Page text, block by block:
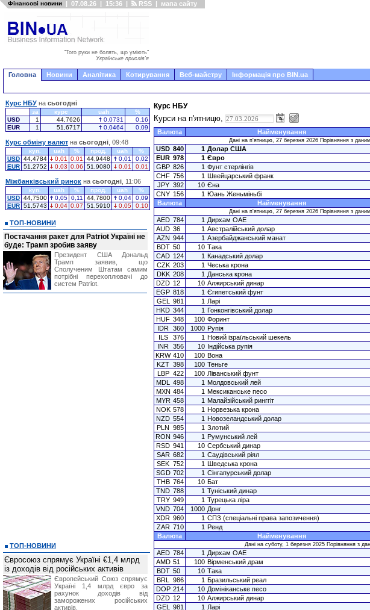
Фінансові новини | 07.08.26 | 15:36 | RSS | мапа сайту
"Того руки не болять, що уміють"
Українське прислів'я
Головна Новини Аналітика Котирування Веб-майстру Інформація про BIN.ua
Курс НБУ
Курси на п'ятницю,
Валюта Найменування
Дані на п'ятницю, 27 березня 2026 Порівняння з
USD 840 1 Долар США
EUR 978 1 Євро
GBP 826 1 Фунт стерлінгів
CHF 756 1 Швейцарський франк
JPY 392 10 Єна
CNY 156 1 Юань Женьміньбі
Валюта
Найменування
Дані на п'ятницю, 27 березня 2026 Порівняння з
AED 784 1 Дирхам ОАЕ
AUD 36 1 Австралійський долар
AZN 944 1 Азербайджанський манат
BDT 50 10 Така
CAD 124 1 Канадський долар
CZK 203 1 Чеська крона
DKK 208 1 Данська крона
DZD 12 10 Алжирський динар
EGP 818 1 Єгипетський фунт
GEL
981 1 Ларі
HKD 344 1 Гонконгівський долар
HUF 348 100 Форинт
IDR 360 1000 Рупія
ILS
376 1 Новий ізраїльський шекель
INR 356 10 Індійська рупія
KRW 410 100 Вона
KZT 398 100 Теньге
LBP 422 100 Ліванський фунт
MDL
498 1 Молдовський лей
MXN 484 1 Мексиканське песо
MYR 458 1 Малайзійський ринггіт
NOK 578 1 Норвезька крона
NZD 554 1 Новозеландський долар
PLN 985 1 Злотий
RON 946 1 Румунський лей
RSD 941 10 Сербський динар
SAR 682 1 Саудівський ріял
SEK 752 1 Шведська крона
SGD 702 1 Сінгапурський долар
THB 764 10 Бат
TND 788 1 Туніський динар
TRY 949 1 Турецька ліра
VND 704 1000 Донг
XDR 960 1 СПЗ (спеціальні права запозичення)
ZAR 710 1 Ренд
Валюта
Найменування
Дані на суботу, 1 березня 2025 Порівняння з
AED 784 1 Дирхам ОАЕ
AMD 51 100 Вірменський драм
BDT 50 10 Така
BRL
986 1 Бразильський реал
DOP 214 10 Домініканське песо
DZD 12 10 Алжирський динар
GEL
981 1 Ларі
Курс НБУ на сьогодні
за курс uah
%
USD
1 44,7626 0,0731
0,16
EUR
1 51,6717 0,0464 0,09
Курс обміну валют на сьогодні , 09:48
куп. uah % прод. uah
%
USD 44,4784 0,01 0,01 44,9448 0,01
0,02
EUR 51,2752 0,03 0,06 51,9080 0,01 0,01
Міжбанківський ринок на сьогодні , 11:06
куп. uah % прод. uah
%
USD 44,7500 0,05 0,11 44,7800 0,04
0,09
EUR 51,5743 0,04 0,07 51,5910 0,05 0,10
ТОП-НОВИНИ
Постачання ракет для Patriot Україні не
буде: Трамп зробив заяву
Президент США Дональд
Трамп заявив, що
Сполученим Штатам самим
потрібні перехоплювачі до
систем Patriot.
ТОП-НОВИНИ
Євросоюз спрямує Україні €1,4 млрд
із доходів від російських активів
Європейський Союз спрямує
Україні 1,4 млрд євро за
рахунок доходів від
заморожених російських
активів.